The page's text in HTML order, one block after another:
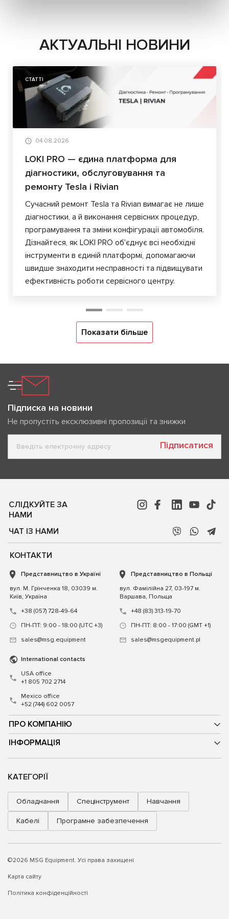
АКТУАЛЬНІ НОВИНИ
СТАТТІ
04.08.2026
LOKI PRO — єдина платформа для
діагностики, обслуговування та
ремонту Tesla і Rivian
Сучасний ремонт Tesla та Rivian вимагає не лише
діагностики, а й виконання сервісних процедур,
програмування та зміни конфігурації автомобіля.
Дізнайтеся, як LOKI PRO об'єднує всі необхідні
інструменти в єдиній платформі, допомагаючи
швидше знаходити несправності та підвищувати
ефективність роботи сервісного центру.
Показати більше
Підписка на новини
Не пропустіть ексклюзивні пропозиції та знижки
Підписатися
СЛІДКУЙТЕ ЗА
НАМИ
ЧАТ ІЗ НАМИ
ПРО КОМПАНІЮ
ІНФОРМАЦІЯ
КОНТАКТИ
Представництво в Україні
вул. М. Грінченка 18, 03039 м.
Київ, Україна
+38 (057) 728-49-64
ПН-ПТ: 9:00 - 18:00 (UTC +3)
sales@msg.equipment
Представництво в Польщі
вул. Фамілійна 27, 03-197 м.
Варшава, Польща
+48 (83) 313-19-70
ПН-ПТ: 8:00 - 17:00 (GMT +1)
sales@msgequipment.pl
International contacts
USA office
+1 805 702 2714
Mexico office
+52 (744) 602 0057
КАТЕГОРІЇ
Обладнання Спецінструмент Навчання
Кабелі Програмне забезпечення
©2026 MSG Equipment. Усі права захищені
Карта сайту
Політика конфіденційності